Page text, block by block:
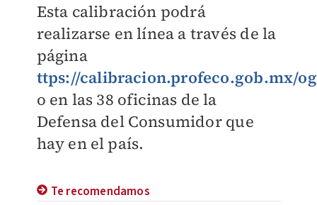
Esta calibración podrá
realizarse en línea a través de la
página
ttps://calibracion.profeco.gob.mx/
o en las 38 oficinas de la
Defensa del Consumidor que
hay en el país.
Te recomendamos